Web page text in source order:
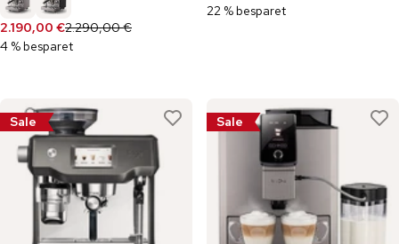
2.190,00 €2.290,00 €
4 % besparet
22 % besparet
Sale Sale